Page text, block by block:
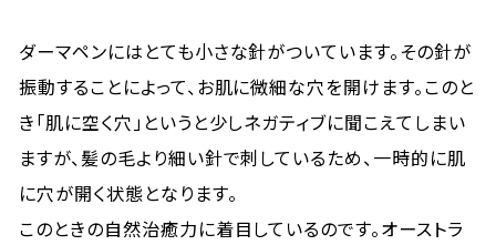
ダーマペンにはとても小さな針がついています。その針が
振動することによって、お肌に微細な穴を開けます。このと
き「肌に空く穴」というと少しネガティブに聞こえてしまい
ますが、髪の毛より細い針で刺しているため、一時的に肌
に穴が開く状態となります。
このときの自然治癒力に着目しているのです。オーストラ